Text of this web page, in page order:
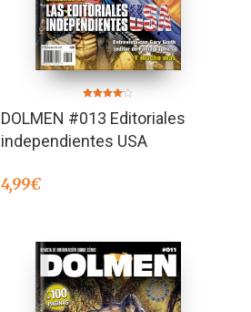
en
4.00
de 5
DOLMEN #013 Editoriales
independientes USA
4,99€